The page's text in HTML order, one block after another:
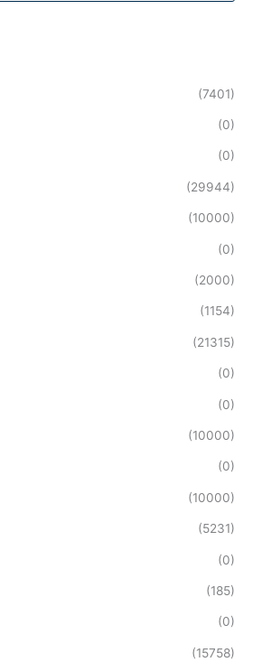
(7401)
(0)
(0)
(29944)
(10000)
(0)
(2000)
(1154)
(21315)
(0)
(0)
(10000)
(0)
(10000)
(5231)
(0)
(185)
(0)
(15758)